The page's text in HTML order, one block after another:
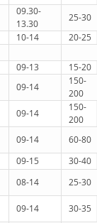
09.30-
13.30
25-30
10-14
20-25
09-13
15-20
09-14
150-
200
09-14
150-
200
09-14
60-80
09-15
30-40
08-14 25-30
09-14
30-35